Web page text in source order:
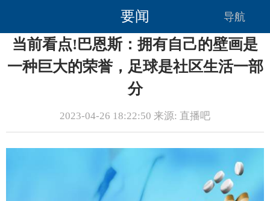
要闻 导航
当前看点!巴恩斯：拥有自己的壁画是
一种巨大的荣誉，足球是社区生活一部
分
2023-04-26 18:22:50 来源: 直播吧